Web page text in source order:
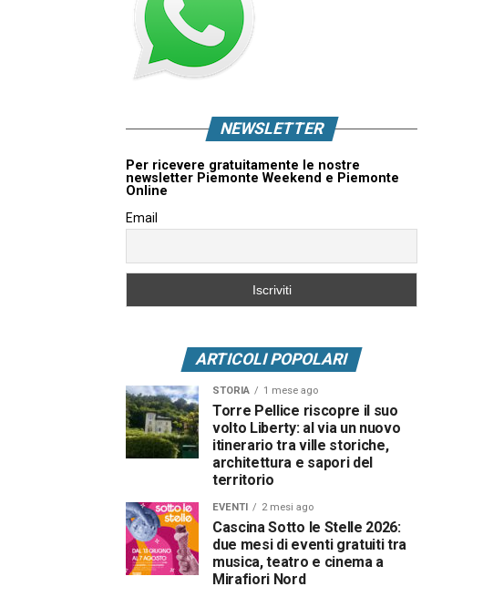
NEWSLETTER
Per ricevere gratuitamente le nostre
newsletter Piemonte Weekend e Piemonte
Online
Email
ARTICOLI POPOLARI
STORIA 1 mese ago
Torre Pellice riscopre il suo
volto Liberty: al via un nuovo
itinerario tra ville storiche,
architettura e sapori del
territorio
EVENTI 2 mesi ago
Cascina Sotto le Stelle 2026:
due mesi di eventi gratuiti tra
musica, teatro e cinema a
Mirafiori Nord